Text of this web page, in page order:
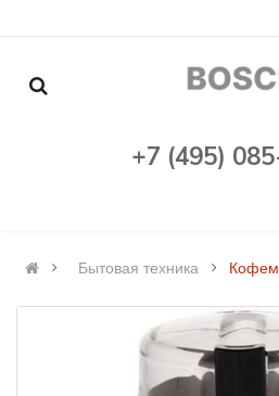
+7 (495)
Бытовая техника